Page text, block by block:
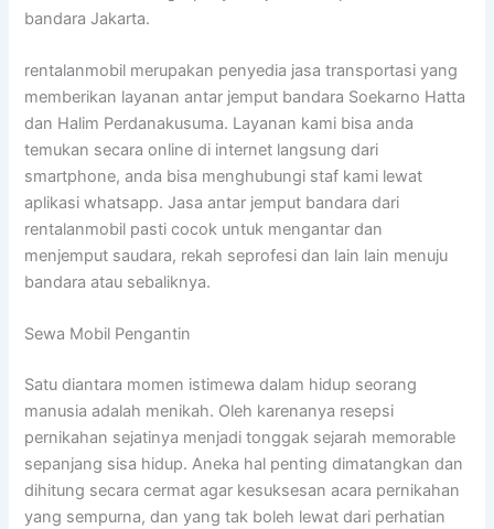
bandara Jakarta.
rentalanmobil merupakan penyedia jasa transportasi yang
memberikan layanan antar jemput bandara Soekarno Hatta
dan Halim Perdanakusuma. Layanan kami bisa anda
temukan secara online di internet langsung dari
smartphone, anda bisa menghubungi staf kami lewat
aplikasi whatsapp. Jasa antar jemput bandara dari
rentalanmobil pasti cocok untuk mengantar dan
menjemput saudara, rekah seprofesi dan lain lain menuju
bandara atau sebaliknya.
Sewa Mobil Pengantin
Satu diantara momen istimewa dalam hidup seorang
manusia adalah menikah. Oleh karenanya resepsi
pernikahan sejatinya menjadi tonggak sejarah memorable
sepanjang sisa hidup. Aneka hal penting dimatangkan dan
dihitung secara cermat agar kesuksesan acara pernikahan
yang sempurna, dan yang tak boleh lewat dari perhatian